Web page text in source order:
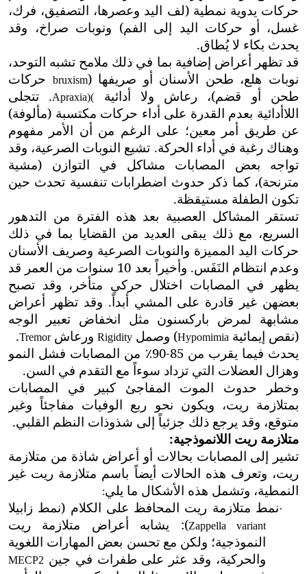
حركات يدوية نمطية (لف اليد وعصرها، التصفيق، فرك،
غسل، أو حركات اليد إلى الفم) ونوبات صراخ، وقد
يحدث بكاء لا يُطاق.
قد تظهر أعراض إضافية بما في ذلك ملامح تشبه التوحد،
نوبات هلع، طحن الأسنان أو صريفها (bruxism
حركات
طحن أو قضم)، رعاش ولا أدائية
(
Apraxia). تتجلى
اللاأدائية بعدم القدرة على أداء حركات مكتسبة (مألوفة)
عن طريق أمر معين؛ على الرغم من أن الأمر مفهوم
وهناك رغبة في أداء الحركة. تشيع النوبات الصرعية، وقد
تواجه بعض المصابات مشاكل في التوازن (مشية
مترنحة)، كما ذكر حدوث اضطرابات تنفسية تحدث حين
تكون الطفلة مستيقظة.
تستقر المشاكل العصبية بعد هذه الفترة من التدهور
السريع، مع ذلك يبقى العديد من القضايا بما في ذلك
حركات اليد المميزة والنوبات الصرعية وصريف الأسنان
وعدم انتظام النَفَس. وأخيراً بعد 10 سنوات من العمر قد
يظهر في المصابات اختلال حركي متأخر، وقد تصبح
بعضهن غير قادرة على المشي أبداً. وقد تظهر أعراض
مشابهة لمرض باركسنون مثل انخفاض تعبير الوجه
(نقص إيمائية Hypomimia) وصمل Rigidity ورعاشTremor
.
يحدث فيما يقرب من 85-90٪ من المصابات فشل النمو
وهزال العضلات التي تزداد سوءاً مع التقدم في السن.
وخطر حدوث الموت المفاجئ كبير في المصابات
بمتلازمة ريت، ويكون نحو ربع الوفيات مفاجئاً وغير
متوقع، وقد يرجع ذلك جزئياً إلى شذوذات النظم القلبي.
متلازمة ريت اللانموذجية:
تشير إلى المصابات بحالات أو أعراض شاذة من متلازمة
ريت، وتعرف هذه الحالات أيضاً باسم متلازمة ريت غير
النمطية، وتشمل هذه الأشكال ما يلي:
·نمط متلازمة ريت المحافظ على الكلام (نمط زابيلا
Zappella variant): يشابه أعراض متلازمة ريت
النموذجية؛ ولكن مع تحسن بعض المهارات اللغوية
والحركية، وقد عثر على طفرات في جين MECP2